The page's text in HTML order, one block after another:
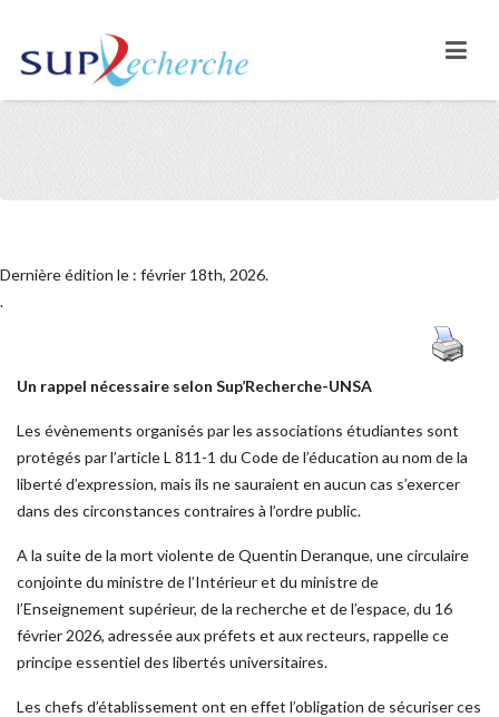
Dernière édition le : février 18th, 2026.
.
Un rappel nécessaire selon Sup’Recherche-UNSA
Les évènements organisés par les associations étudiantes sont
protégés par l’article L 811-1 du Code de l’éducation au nom de la
liberté d’expression, mais ils ne sauraient en aucun cas s’exercer
dans des circonstances contraires à l’ordre public.
A la suite de la mort violente de Quentin Deranque, une circulaire
conjointe du ministre de l’Intérieur et du ministre de
l’Enseignement supérieur, de la recherche et de l’espace, du 16
février 2026, adressée aux préfets et aux recteurs, rappelle ce
principe essentiel des libertés universitaires.
Les chefs d’établissement ont en effet l’obligation de sécuriser ces